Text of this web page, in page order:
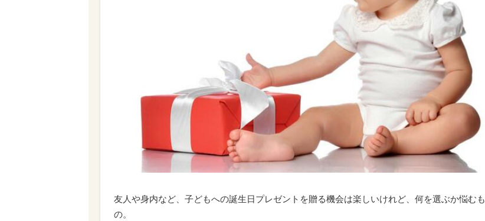
友人や身内など、子どもへの誕生日プレゼントを贈る機会は楽しいけれど、何を選ぶか悩むも
の。